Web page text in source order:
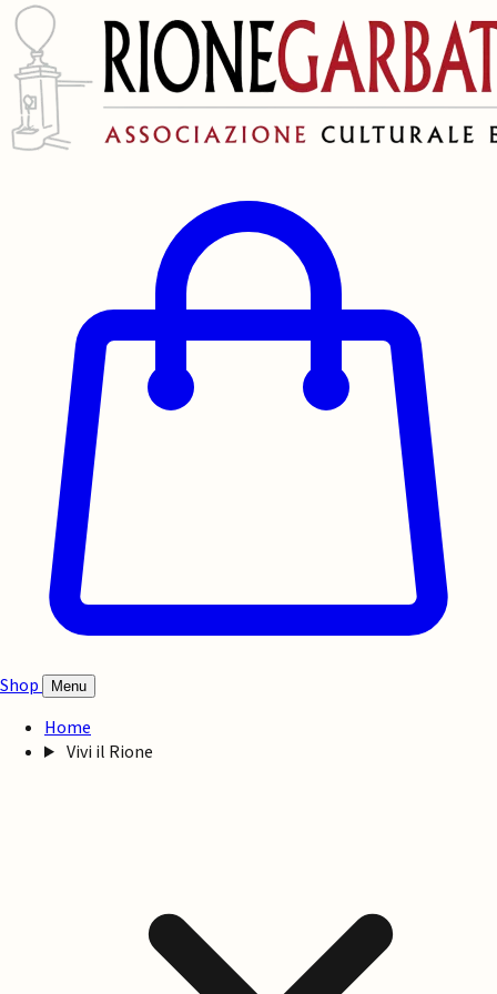
Shop Menu
Home
Vivi il Rione